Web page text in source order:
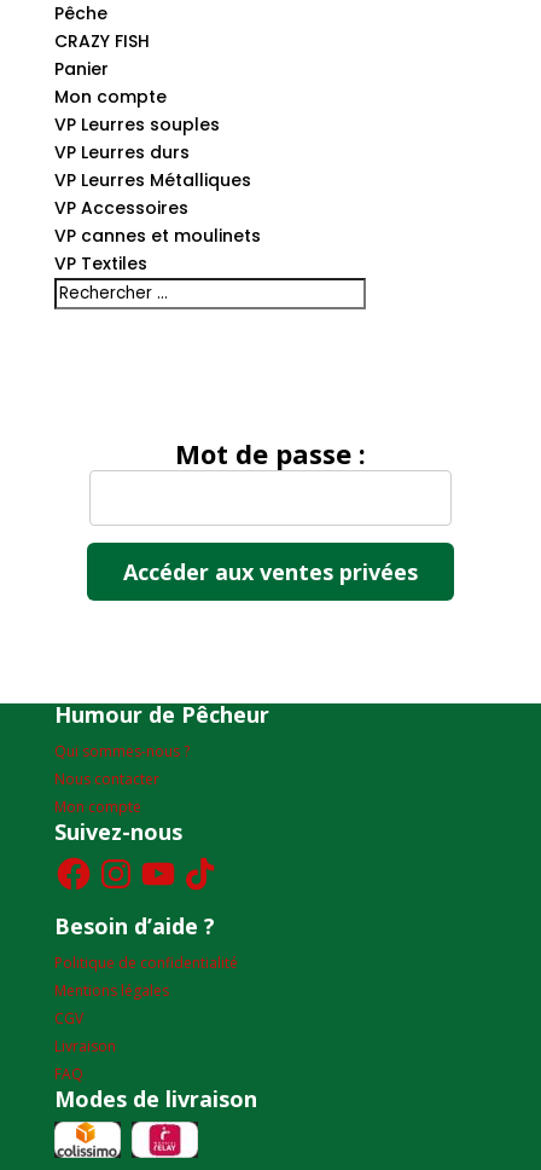
Pêche
CRAZY FISH
Panier
Mon compte
VP Leurres souples
VP Leurres durs
VP Leurres Métalliques
VP Accessoires
VP cannes et moulinets
VP Textiles
Mot de passe :
Humour de Pêcheur
Qui sommes-nous ?
Nous contacter
Mon compte
Suivez-nous
FacebookInstagramYouTubeTikTok
Besoin d’aide ?
Politique de confidentialité
Mentions légales
CGV
Livraison
FAQ
Modes de livraison